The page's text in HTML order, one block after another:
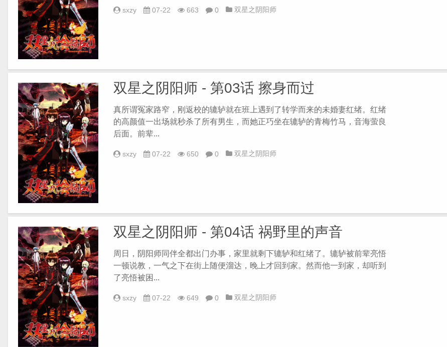
sxzy 07-22 663 0 双星之阴阳师
双星之阴阳师 - 第03话 擦身而过
真所谓冤家路窄，刚返校的辘轳就在班上遇到了转学而来的未婚妻红绪。红绪
的高颜值一出场就秒杀了所有男生，而她正巧坐在辘轳的青梅竹马，音海萤良
后面。前辈...
sxzy 07-22 650 0 双星之阴阳师
双星之阴阳师 - 第04话 祸野里的声音
周日，阴阳师同伴全都出门办事，家里就剩下辘轳和红绪了。辘轳被前辈亮悟
一顿说教，一气之下在街上随便溜达，晚上才回到家。然而他一到家，却听到
了亮悟被困...
sxzy 07-22 649 0 双星之阴阳师